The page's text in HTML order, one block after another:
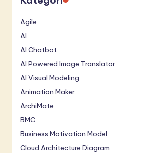
Agile
AI
AI Chatbot
AI Powered Image Translator
AI Visual Modeling
Animation Maker
ArchiMate
BMC
Business Motivation Model
Cloud Architecture Diagram